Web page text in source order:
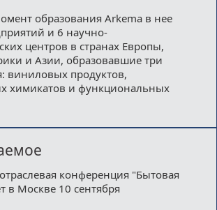
образования Arkema в нее
и 6 научно-
центров в странах Европы,
и Азии, образовавшие три
виниловых продуктов,
химикатов и функциональных
конференция "Бытовая
в Москве 10 сентября